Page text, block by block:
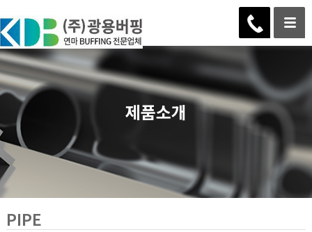
제품소개
PIPE